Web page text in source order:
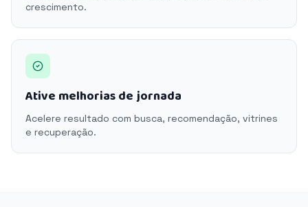
crescimento.
Ative melhorias de jornada
Acelere resultado com busca, recomendação, vitrines
e recuperação.